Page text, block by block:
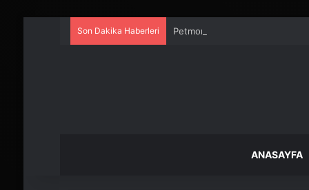
Son Dakika Haberleri Petmona : Kedi Maması ve
ANASAYFA